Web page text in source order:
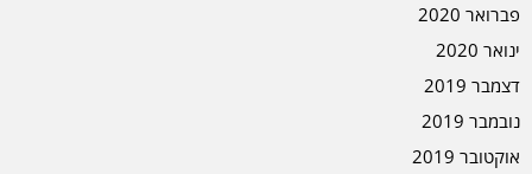
פברואר 2020
ינואר 2020
דצמבר 2019
נובמבר 2019
אוקטובר 2019